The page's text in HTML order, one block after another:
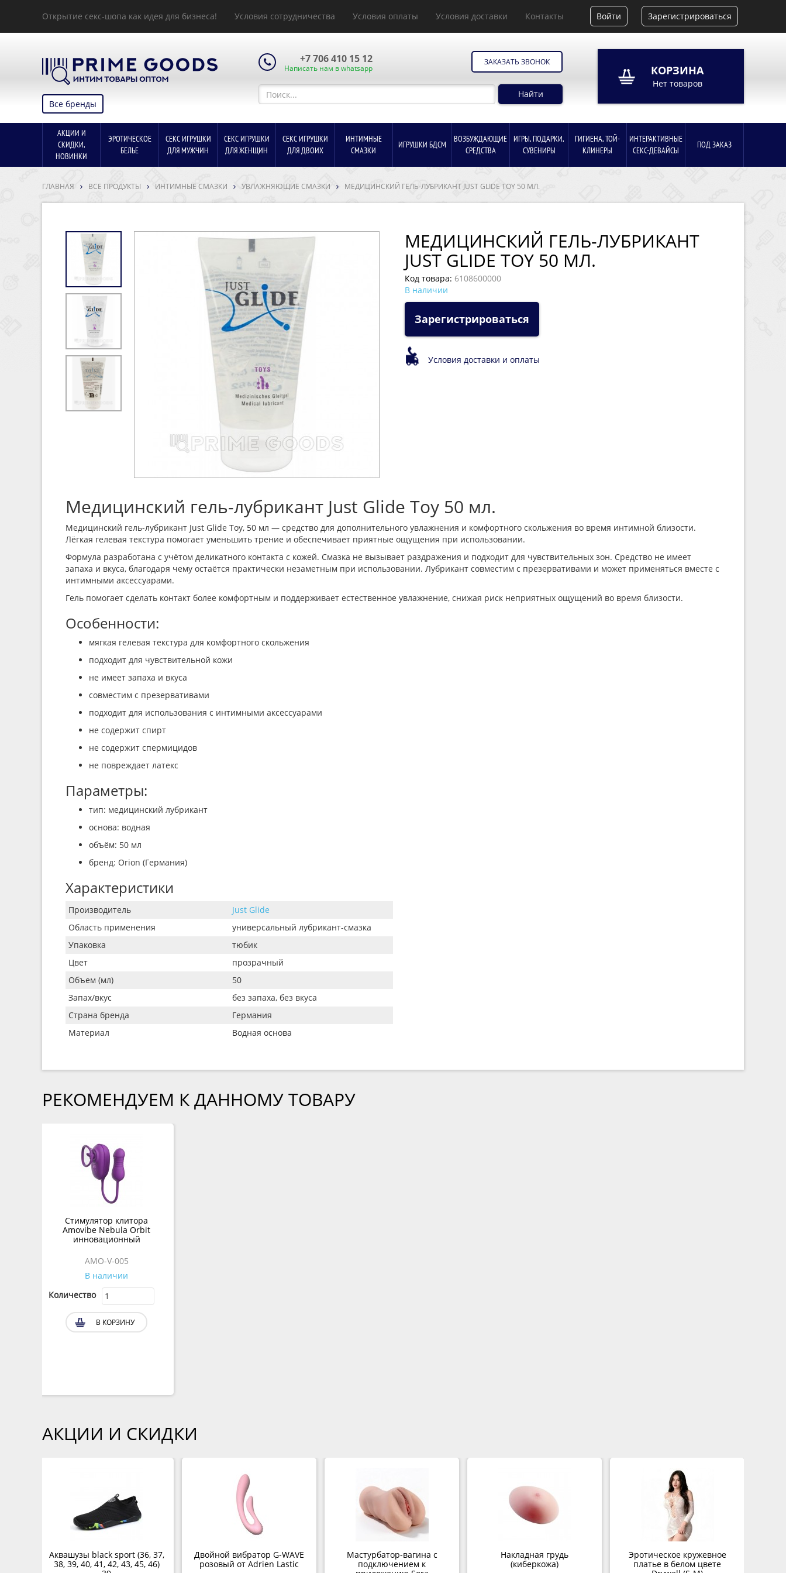
Открытие секс-шопа как идея для бизнеса! Условия сотрудничества Условия оплаты Условия доставки Контакты Войти Зарегистрироваться
Все бренды
+7 706 410 15 12
Написать нам в whatsapp
ЗАКАЗАТЬ ЗВОНОК
Найти
КОРЗИНА
Нет товаров
АКЦИИ И
СКИДКИ,
НОВИНКИ
ЭРОТИЧЕСКОЕ
БЕЛЬЕ
СЕКС ИГРУШКИ
ДЛЯ МУЖЧИН
СЕКС ИГРУШКИ
ДЛЯ ЖЕНЩИН
СЕКС ИГРУШКИ
ДЛЯ ДВОИХ
ИНТИМНЫЕ
СМАЗКИ
ИГРУШКИ БДСМ
ВОЗБУЖДАЮЩИЕ
СРЕДСТВА
ИГРЫ, ПОДАРКИ,
СУВЕНИРЫ
ГИГИЕНА, ТОЙ-
КЛИНЕРЫ
ИНТЕРАКТИВНЫЕ
СЕКС-ДЕВАЙСЫ
ПОД ЗАКАЗ
ГЛАВНАЯ ВСЕ ПРОДУКТЫ ИНТИМНЫЕ СМАЗКИ УВЛАЖНЯЮЩИЕ СМАЗКИ МЕДИЦИНСКИЙ ГЕЛЬ-ЛУБРИКАНТ JUST GLIDE TOY 50 МЛ.
МЕДИЦИНСКИЙ ГЕЛЬ-ЛУБРИКАНТ
JUST GLIDE TOY 50 МЛ.
Код товара: 6108600000
В наличии
Зарегистрироваться
Условия доставки и оплаты
Медицинский гель-лубрикант Just Glide Toy 50 мл.
Медицинский гель-лубрикант Just Glide Toy, 50 мл — средство для дополнительного увлажнения и комфортного скольжения во время интимной близости.
Лёгкая гелевая текстура помогает уменьшить трение и обеспечивает приятные ощущения при использовании.
Формула разработана с учётом деликатного контакта с кожей. Смазка не вызывает раздражения и подходит для чувствительных зон. Средство не имеет
запаха и вкуса, благодаря чему остаётся практически незаметным при использовании. Лубрикант совместим с презервативами и может применяться вместе с
интимными аксессуарами.
Гель помогает сделать контакт более комфортным и поддерживает естественное увлажнение, снижая риск неприятных ощущений во время близости.
Особенности:
мягкая гелевая текстура для комфортного скольжения
подходит для чувствительной кожи
не имеет запаха и вкуса
совместим с презервативами
подходит для использования с интимными аксессуарами
не содержит спирт
не содержит спермицидов
не повреждает латекс
Параметры:
тип: медицинский лубрикант
основа: водная
объём: 50 мл
бренд: Orion (Германия)
Характеристики
Производитель
Just Glide
Область применения
универсальный лубрикант-смазка
Упаковка
тюбик
Цвет
прозрачный
Объем (мл)
50
Запах/вкус
без запаха, без вкуса
Страна бренда
Германия
Материал
Водная основа
РЕКОМЕНДУЕМ К ДАННОМУ ТОВАРУ
Стимулятор клитора
Amovibe Nebula Orbit
инновационный
AMO-V-005
В наличии
Количество
В КОРЗИНУ
АКЦИИ И СКИДКИ
Аквашузы black sport (36, 37,
38, 39, 40, 41, 42, 43, 45, 46)
Двойной вибратор G-WAVE
розовый от Adrien Lastic
Мастурбатор-вагина с
подключением к
Накладная грудь
(киберкожа)
Эротическое кружевное
платье в белом цвете